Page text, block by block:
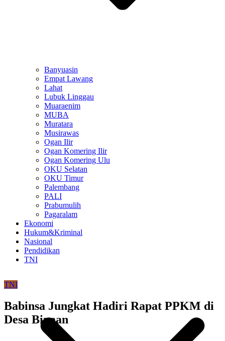
Banyuasin
Empat Lawang
Lahat
Lubuk Linggau
Muaraenim
MUBA
Muratara
Musirawas
Ogan Ilir
Ogan Komering Ilir
Ogan Komering Ulu
OKU Selatan
OKU Timur
Palembang
PALI
Prabumulih
Pagaralam
Ekonomi
Hukum&Kriminal
Nasional
Pendidikan
TNI
TNI
Babinsa Jungkat Hadiri Rapat PPKM di
Desa Binaan